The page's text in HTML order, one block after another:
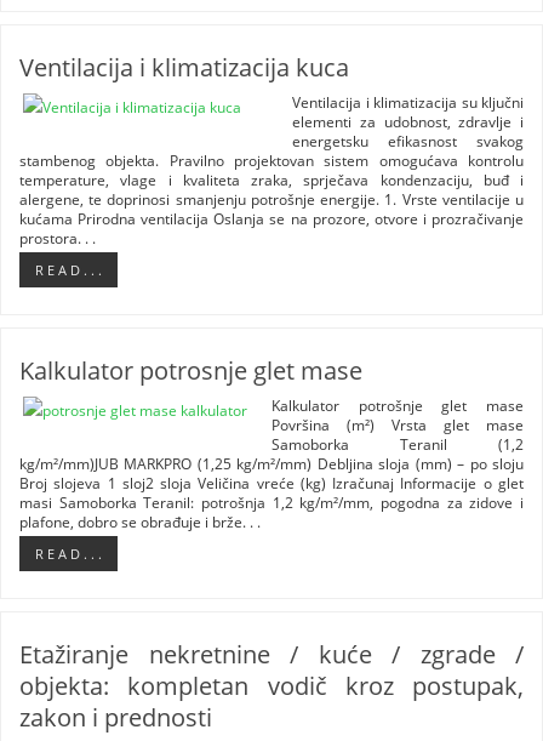
Ventilacija i klimatizacija kuca
Ventilacija i klimatizacija su ključni
elementi za udobnost, zdravlje i
energetsku efikasnost svakog
stambenog objekta. Pravilno projektovan sistem omogućava kontrolu
temperature, vlage i kvaliteta zraka, sprječava kondenzaciju, buđ i
alergene, te doprinosi smanjenju potrošnje energije. 1. Vrste ventilacije u
kućama Prirodna ventilacija Oslanja se na prozore, otvore i prozračivanje
prostora. . .
R E A D . . .
Kalkulator potrosnje glet mase
Kalkulator potrošnje glet mase
Površina (m²) Vrsta glet mase
Samoborka Teranil (1,2
kg/m²/mm)JUB MARKPRO (1,25 kg/m²/mm) Debljina sloja (mm) – po sloju
Broj slojeva 1 sloj2 sloja Veličina vreće (kg) Izračunaj Informacije o glet
masi Samoborka Teranil: potrošnja 1,2 kg/m²/mm, pogodna za zidove i
plafone, dobro se obrađuje i brže. . .
R E A D . . .
Etažiranje nekretnine / kuće / zgrade /
objekta: kompletan vodič kroz postupak,
zakon i prednosti